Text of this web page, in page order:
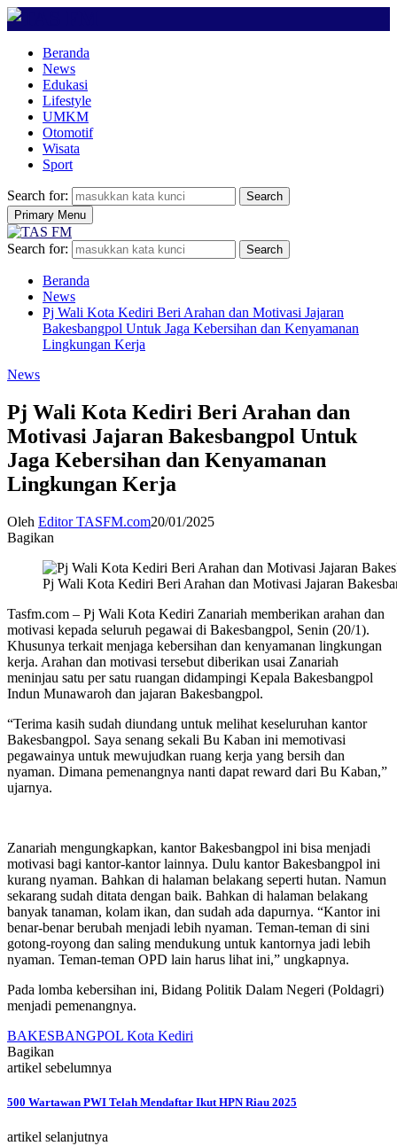
Beranda
News
Edukasi
Lifestyle
UMKM
Otomotif
Wisata
Sport
Search for:
Search
Primary Menu
Search for: Search
Beranda
News
Pj Wali Kota Kediri Beri Arahan dan Motivasi Jajaran
Bakesbangpol Untuk Jaga Kebersihan dan Kenyamanan
Lingkungan Kerja
News
Pj Wali Kota Kediri Beri Arahan dan
Motivasi Jajaran Bakesbangpol Untuk
Jaga Kebersihan dan Kenyamanan
Lingkungan Kerja
Oleh Editor TASFM.com20/01/2025
Bagikan
Pj Wali Kota Kediri Beri Arahan dan Motivasi Jajaran
Tasfm.com – Pj Wali Kota Kediri Zanariah memberikan arahan dan
motivasi kepada seluruh pegawai di Bakesbangpol, Senin (20/1).
Khusunya terkait menjaga kebersihan dan kenyamanan lingkungan
kerja. Arahan dan motivasi tersebut diberikan usai Zanariah
meninjau satu per satu ruangan didampingi Kepala Bakesbangpol
Indun Munawaroh dan jajaran Bakesbangpol.
“Terima kasih sudah diundang untuk melihat keseluruhan kantor
Bakesbangpol. Saya senang sekali Bu Kaban ini memotivasi
pegawainya untuk mewujudkan ruang kerja yang bersih dan
nyaman. Dimana pemenangnya nanti dapat reward dari Bu Kaban,”
ujarnya.
Zanariah mengungkapkan, kantor Bakesbangpol ini bisa menjadi
motivasi bagi kantor-kantor lainnya. Dulu kantor Bakesbangpol ini
kurang nyaman. Bahkan di halaman belakang seperti hutan. Namun
sekarang sudah ditata dengan baik. Bahkan di halaman belakang
banyak tanaman, kolam ikan, dan sudah ada dapurnya. “Kantor ini
benar-benar berubah menjadi lebih nyaman. Teman-teman di sini
gotong-royong dan saling mendukung untuk kantornya jadi lebih
nyaman. Teman-teman OPD lain harus lihat ini,” ungkapnya.
Pada lomba kebersihan ini, Bidang Politik Dalam Negeri (Poldagri)
menjadi pemenangnya.
BAKESBANGPOL Kota Kediri
Bagikan
artikel sebelumnya
500 Wartawan PWI Telah Mendaftar Ikut HPN Riau 2025
artikel selanjutnya